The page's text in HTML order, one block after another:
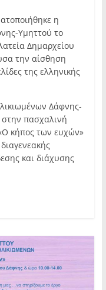
η
Υμηττού το
Δημαρχείου
την αίσθηση
της ελληνικής
Δάφνης-
πασχαλινή
κήπος των ευχών»
και διάχυσης